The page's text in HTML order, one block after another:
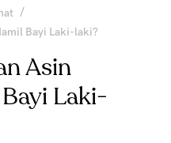
/
Bayi Laki-laki?
Asin
Laki-